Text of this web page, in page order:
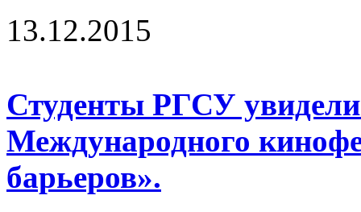
13.12.2015
Студенты РГСУ
Международного
барьеров».